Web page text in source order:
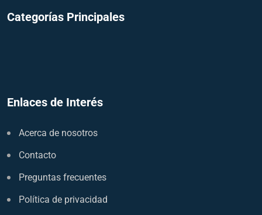
Categorías Principales
Enlaces de Interés
Acerca de nosotros
Contacto
Preguntas frecuentes
Política de privacidad